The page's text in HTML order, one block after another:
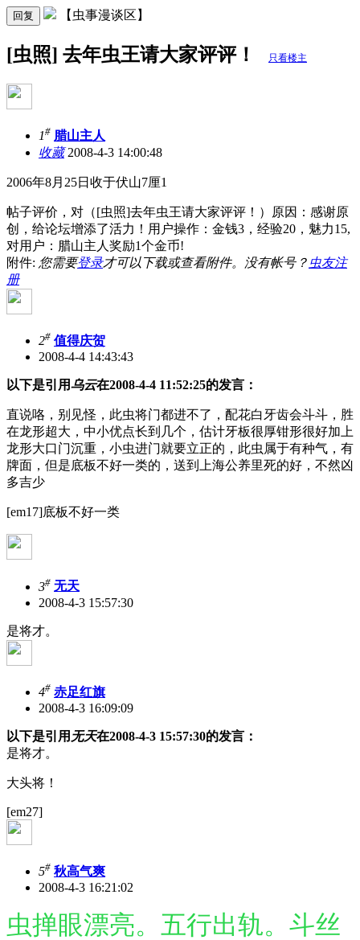
回复 【虫事漫谈区】
[虫照] 去年虫王请大家评评！ 只看楼主
1# 腊山主人
收藏2008-4-3 14:00:48
2006年8月25日收于伏山7厘1
帖子评价，对（[虫照]去年虫王请大家评评！）原因：感谢原
创，给论坛增添了活力！用户操作：金钱3，经验20，魅力15,
对用户：腊山主人奖励1个金币!
附件: 您需要登录才可以下载或查看附件。没有帐号？ 虫友注
册
2# 值得庆贺
2008-4-4 14:43:43
以下是引用乌云在2008-4-4 11:52:25的发言：
直说咯，别见怪，此虫将门都进不了，配花白牙齿会斗斗，胜
在龙形超大，中小优点长到几个，估计牙板很厚钳形很好加上
龙形大口门沉重，小虫进门就要立正的，此虫属于有种气，有
牌面，但是底板不好一类的，送到上海公养里死的好，不然凶
多吉少
[em17]底板不好一类
3# 无天
2008-4-3 15:57:30
是将才。
4# 赤足红旗
2008-4-3 16:09:09
以下是引用 无天在2008-4-3 15:57:30的发言：
是将才。
大头将！
[em27]
5# 秋高气爽
2008-4-3 16:21:02
虫掸眼漂亮。五行出轨。斗丝